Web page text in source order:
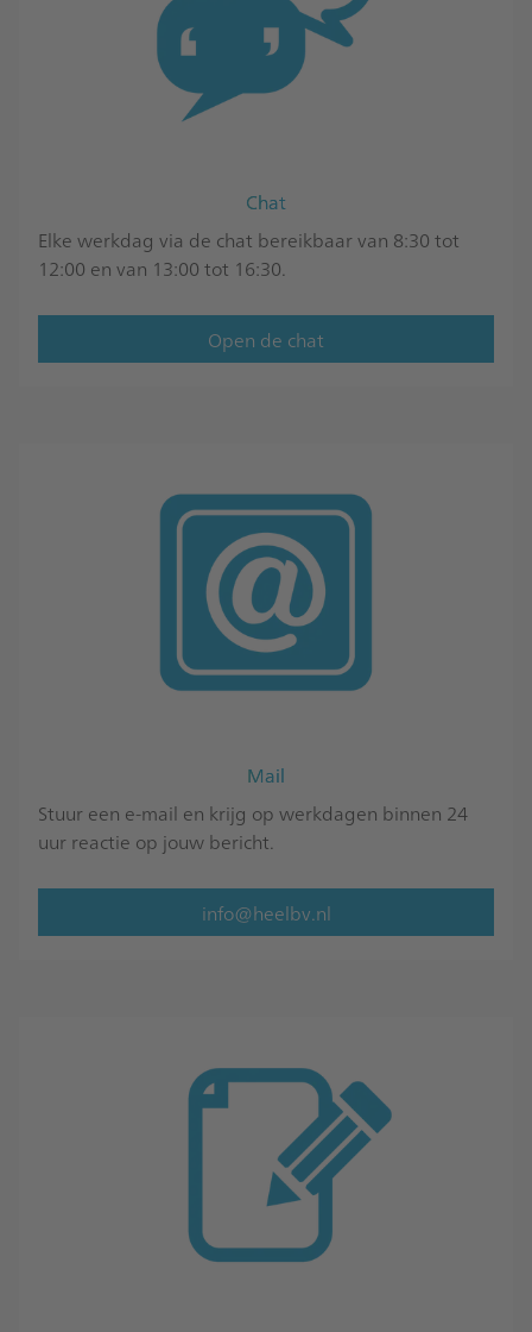
Chat
Elke werkdag via de chat bereikbaar van 8:30 tot
12:00 en van 13:00 tot 16:30.
Open de chat
Mail
Stuur een e-mail en krijg op werkdagen binnen 24
uur reactie op jouw bericht.
info@heelbv.nl